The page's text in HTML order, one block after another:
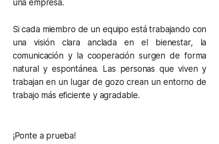
una empresa.
Si cada miembro de un equipo está trabajando con
una visión clara anclada en el bienestar, la
comunicación y la cooperación surgen de forma
natural y espontánea. Las personas que viven y
trabajan en un lugar de gozo crean un entorno de
trabajo más eficiente y agradable.
¡Ponte a prueba!